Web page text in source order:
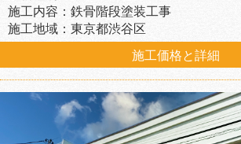
施工内容：鉄骨階段塗装工事
施工地域：東京都渋谷区
施工価格と詳細